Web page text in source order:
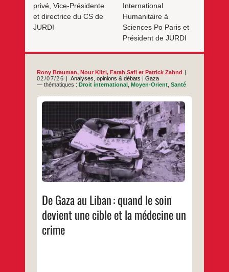
privé, Vice-Présidente
et directrice du CS de
JURDI
International
Humanitaire à
Sciences Po Paris et
Président de JURDI
Rony Brauman, Nour Kilzi, Farah Safi et Patrick Zahnd
02/07/26
Analyses, opinions & débats |Gaza
— thématiques : Droit international Moyen-Orient ,Santé
De Gaza au Liban : quand le soin
devient une cible et la médecine un
crime
Une tribune rédigée et signée par plusieurs
membres de l’association des Juristes pour
le respect du droit international (JURDI).
Des milliers de blessés privés de soins, plus
de mille personnels soignants tués, des
hôpitaux et autres établissements sanitaires
réduits en cendres, des médecins
arbitrairement arrêtés et emprisonnés sans
procès : ce
…
De
Gaza
au
quand
le
soin
devient